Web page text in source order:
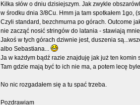
Kilka słów o dniu dzisiejszym. Jak zwykle
w środku dnia 3/8Cu. Hmm ja tam spotkałem 1go,
Czyli standard, bezchmurna po górach. Outcome
nie zacząć nosić stringów do latania - stawiają
Jakoś w tych górach dziwnie jest, duszenia
albo Sebastiana...
Ja w każdym bądź razie znajduję jak już ten komin
Tam gdzie mają być to ich nie ma, a potem lecę
No nic rozgadałem się a tu spać trzeba.
Pozdrawiam